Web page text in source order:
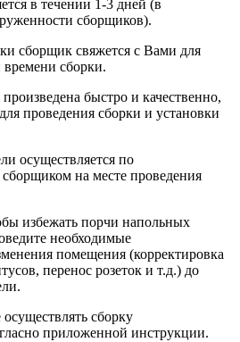
в течении 1-3 дней (в
сборщиков).
сборщик свяжется с Вами для
времени сборки.
быстро и качественно,
проведения сборки и установки
осуществляется по
сборщиком на месте проведения
избежать порчи напольных
необходимые
помещения (корректировка
перенос розеток и т.д.) до
сборку
приложенной инструкции.